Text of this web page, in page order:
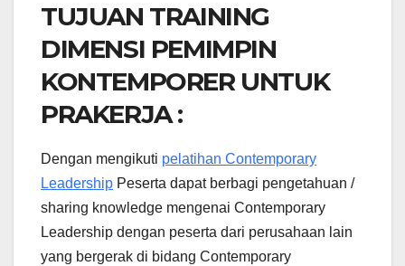
TUJUAN TRAINING
DIMENSI PEMIMPIN
KONTEMPORER UNTUK
PRAKERJA :
Dengan mengikuti pelatihan Contemporary
Leadership Peserta dapat berbagi pengetahuan /
sharing knowledge mengenai Contemporary
Leadership dengan peserta dari perusahaan lain
yang bergerak di bidang Contemporary